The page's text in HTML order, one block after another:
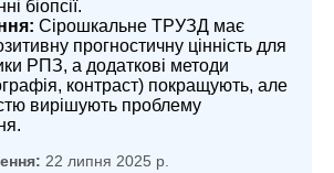
біопсії.
Сірошкальне ТРУЗД має
прогностичну цінність для
РПЗ, а додаткові методи
контраст) покращують, але
вирішують проблему
22 липня 2025 р.